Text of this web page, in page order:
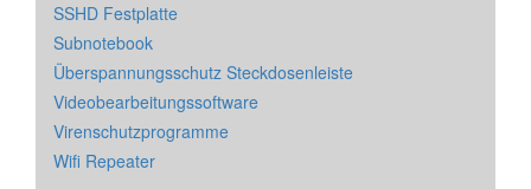
SSHD Festplatte
Subnotebook
Überspannungsschutz Steckdosenleiste
Videobearbeitungssoftware
Virenschutzprogramme
Wifi Repeater